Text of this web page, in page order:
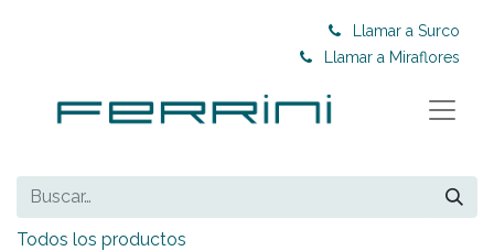
Llamar a Surco
Llamar a Miraflores
Todos los productos